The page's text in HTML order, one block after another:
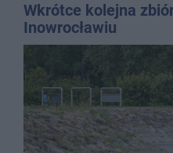
Wkrótce kolejna
Inowrocławiu